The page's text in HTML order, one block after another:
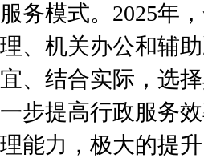
服务模式。2025年
理、机关办公和辅
宜、结合实际，选
一步提高行政服务
理能力，极大的提